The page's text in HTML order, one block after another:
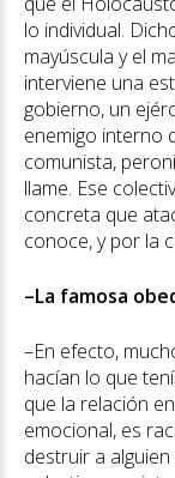
lo individual.
mayúscula y el
interviene una
gobierno, un
enemigo interno
comunista,
llame. Ese
concreta que
conoce, y por la
–La famosa
–En efecto,
hacían lo que
que la relación
emocional, es
destruir a